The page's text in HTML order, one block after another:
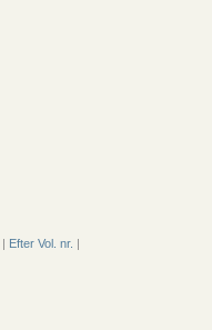
| Efter Vol. nr. |